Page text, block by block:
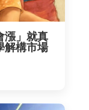
漲」就真
構市場